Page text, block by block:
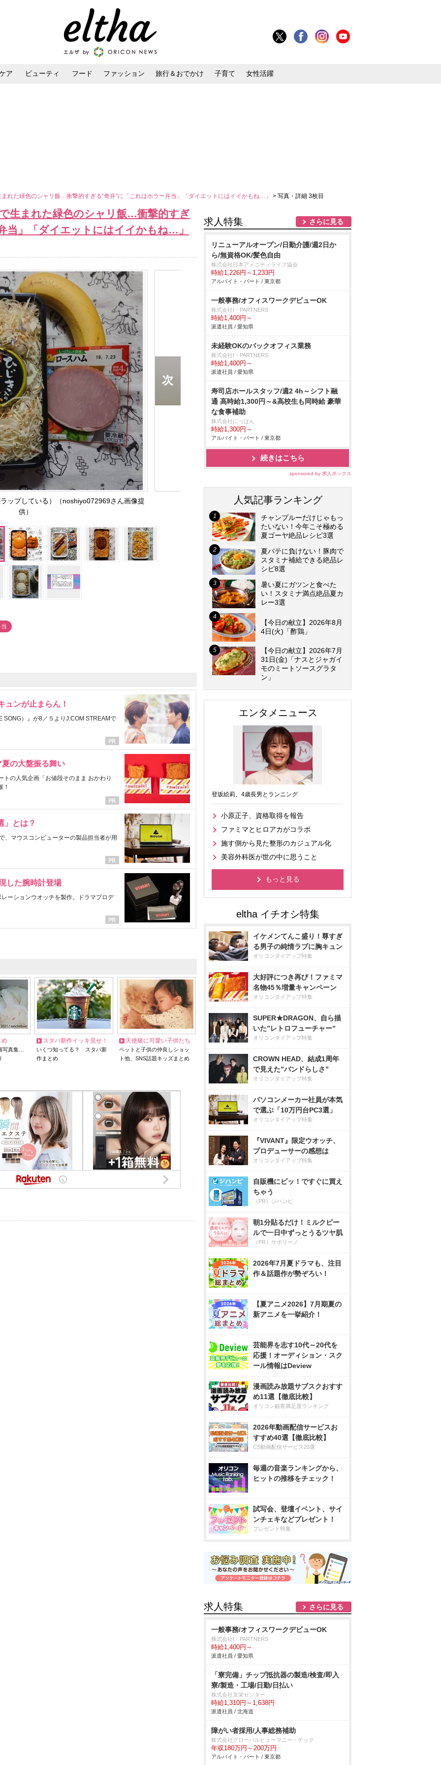
ア ビューティ フード ファッション 旅行＆おでかけ 子育て 女性活躍
れた緑色のシャリ飯…衝撃的すぎる“奇弁”に「これはホラー弁当」「ダイエットにはイイかもね…」 > 写真・詳細 3枚目
生まれた緑色のシャリ飯…衝撃的すぎ
当」「ダイエットにはイイかもね…」
ップしている）（noshiyo072969さん画像提
供）
ュンが止まらん！
SONG）』が8／５よりJ:COM STREAMで
の大盤振る舞い
の人気企画「お値段そのまま おかわり
！
」とは？
、マウスコンピューターの製品担当者が用
した腕時計登場
ーションウオッチを製作。ドラマプロデ
め
写真集…
スタバ新作イッキ見せ！
いくつ知ってる？ スタバ新
作まとめ
天使級に可愛い子供たち
ペットと子供の仲良しショッ
ト他、SNS話題キッズまとめ
求人特集 さらに見る
リニューアルオープン/日勤介護/週2日か
ら/無資格OK/髪色自由
株式会社日本アメニティライフ協会
時給1,226円～1,233円
アルバイト・パート / 東京都
一般事務/オフィスワークデビューOK
株式会社I・PARTNERS
時給1,400円～
派遣社員 / 愛知県
未経験OKのバックオフィス業務
株式会社I・PARTNERS
時給1,400円～
派遣社員 / 愛知県
寿司店ホールスタッフ/週2 4h～シフト融
通 高時給1,300円～&高校生も同時給 豪華
な食事補助
株式会社にっぱん
時給1,300円～
アルバイト・パート / 東京都
続きはこちら
sponsored by 求人ボックス
人気記事ランキング
チャンプルーだけじゃもっ
たいない！今年こそ極める
夏ゴーヤ絶品レシピ3選
夏バテに負けない！豚肉で
スタミナ補給できる絶品レ
シピ8選
暑い夏にガツンと食べた
い！スタミナ満点絶品夏カ
レー3選
【今日の献立】2026年8月
4日(火)「酢鶏」
【今日の献立】2026年7月
31日(金)「ナスとジャガイ
モのミートソースグラタ
ン」
エンタメニュース
登坂絵莉、4歳長男とランニング
小原正子、資格取得を報告
ファミマとヒロアカがコラボ
施す側から見た整形のカジュアル化
美容外科医が世の中に思うこと
もっと見る
イケメンてんこ盛り！尊すぎ
る男子の純情ラブに胸キュン
オリコンタイアップ特集
大好評につき再び！ファミマ
名物45％増量キャンペーン
オリコンタイアップ特集
SUPER★DRAGON、自ら描
いた”レトロフューチャー”
オリコンタイアップ特集
CROWN HEAD、結成1周年
で見えた”バンドらしさ”
オリコンタイアップ特集
パソコンメーカー社員が本気
で選ぶ「10万円台PC3選」
オリコンタイアップ特集
『VIVANT』限定ウオッチ、
プロデューサーの感想は
オリコンタイアップ特集
自販機にピッ！ですぐに買え
ちゃう
（PR）ジハンピ
朝1分貼るだけ！ミルクピー
ルで一日中ずっとうるツヤ肌
（PR）サボリーノ
2026年7月夏ドラマも、注目
作＆話題作が勢ぞろい！
【夏アニメ2026】7月期夏の
新アニメを一挙紹介！
芸能界を志す10代～20代を
応援！オーディション・スク
ール情報はDeview
漫画読み放題サブスクおすす
め11選【徹底比較】
オリコン顧客満足度ランキング
2026年動画配信サービスお
すすめ40選【徹底比較】
CS動画配信サービス20選
毎週の音楽ランキングから、
ヒットの推移をチェック！
試写会、登壇イベント、サイ
ンチェキなどプレゼント！
プレゼント特集
求人特集 さらに見る
一般事務/オフィスワークデビューOK
株式会社I・PARTNERS
時給1,400円～
派遣社員 / 愛知県
「寮完備」チップ抵抗器の製造/検査/即入
寮/製造・工場/日勤/日払い
株式会社京栄センター
時給1,310円～1,638円
派遣社員 / 北海道
障がい者採用/人事総務補助
株式会社グローバルヒューマニー・テック
年収180万円～200万円
アルバイト・パート / 東京都